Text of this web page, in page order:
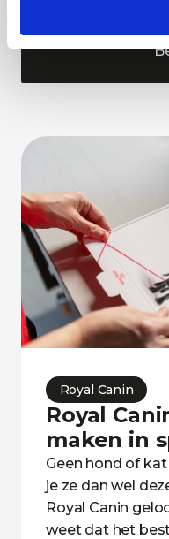
Royal Canin
Royal
maken in
Geen hond of
je ze dan wel
Royal Canin
weet dat het